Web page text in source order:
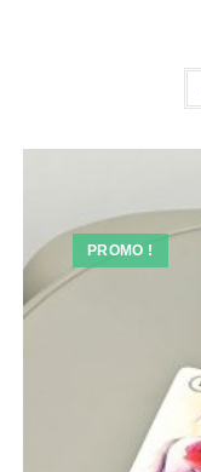
PROMO !